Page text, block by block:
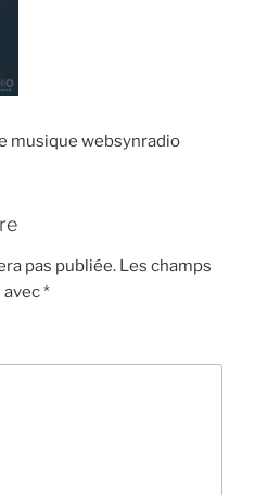
musique websynradio
pas publiée. Les champs
*